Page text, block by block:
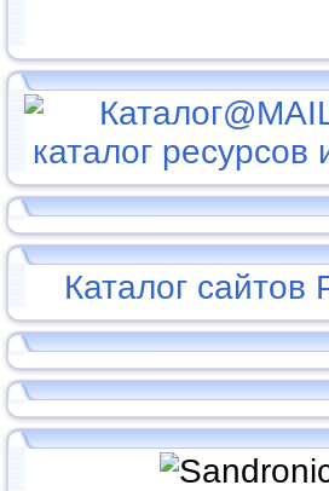
Каталог сайтов